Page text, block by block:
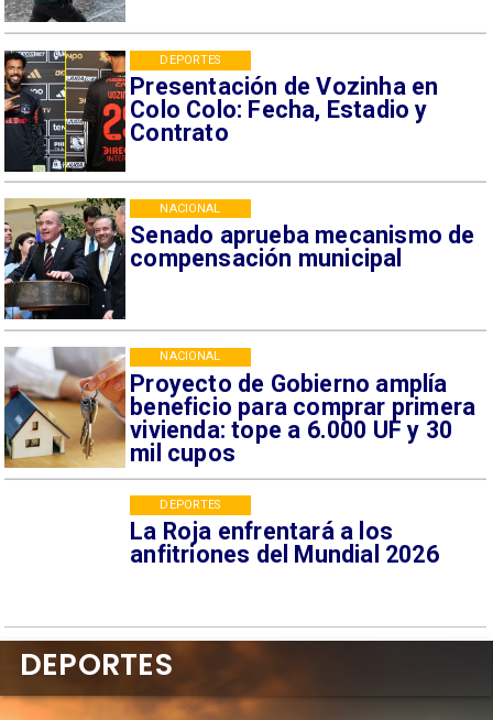
Presentación de Vozinha en
Colo Colo: Fecha, Estadio y
Contrato
DEPORTES
Senado aprueba mecanismo de
compensación municipal
NACIONAL
Proyecto de Gobierno amplía
beneficio para comprar primera
vivienda: tope a 6.000 UF y 30
mil cupos
NACIONAL
La Roja enfrentará a los
anfitriones del Mundial 2026
DEPORTES
DEPORTES